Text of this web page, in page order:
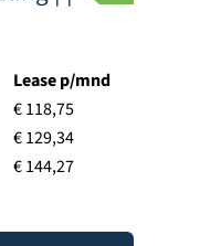
Lease p/mnd
€ 118,75
€ 129,34
€ 144,27